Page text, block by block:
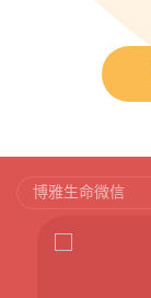
博雅生命微信